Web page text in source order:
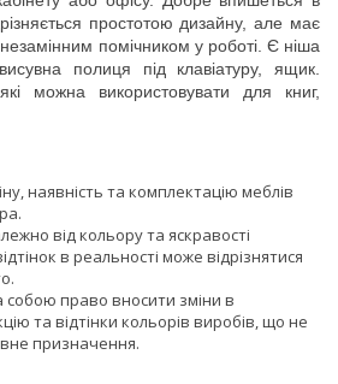
простотою дизайну, але має
помічником у роботі. Є ніша
полиця під клавіатуру, ящик.
можна використовувати для книг,
наявність та комплектацію меблів
від кольору та яскравості
в реальності може відрізнятися
право вносити зміни в
та відтінки кольорів виробів, що не
призначення.